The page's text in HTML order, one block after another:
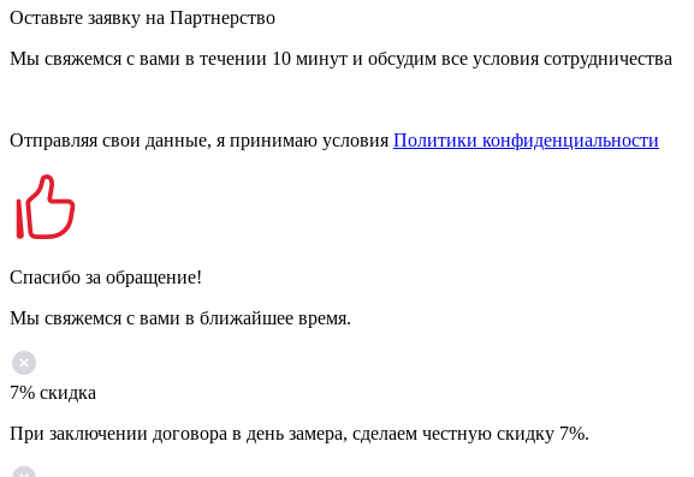
Оставьте заявку на Партнерство
Мы свяжемся с вами в течении 10 минут и обсудим все условия сотрудничества
Отправляя свои данные, я принимаю условия Политики конфиденциальности
Спасибо за обращение!
Мы свяжемся с вами в ближайшее время.
7% скидка
При заключении договора в день замера, сделаем честную скидку 7%.